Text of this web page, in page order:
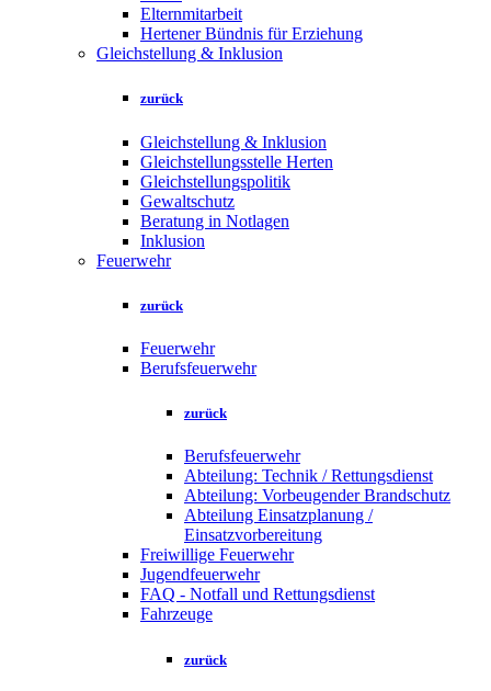
Elternmitarbeit
Hertener Bündnis für Erziehung
Gleichstellung & Inklusion
zurück
Gleichstellung & Inklusion
Gleichstellungsstelle Herten
Gleichstellungspolitik
Gewaltschutz
Beratung in Notlagen
Inklusion
Feuerwehr
zurück
Feuerwehr
Berufsfeuerwehr
zurück
Berufsfeuerwehr
Abteilung: Technik / Rettungsdienst
Abteilung: Vorbeugender Brandschutz
Abteilung Einsatzplanung /
Einsatzvorbereitung
Freiwillige Feuerwehr
Jugendfeuerwehr
FAQ - Notfall und Rettungsdienst
Fahrzeuge
zurück